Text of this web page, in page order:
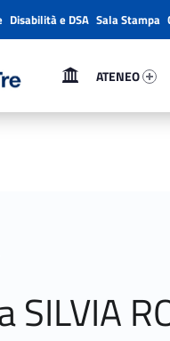
Primary Menu
ATENEO
Disabilità e DSA Sala Stampa
SILVIA